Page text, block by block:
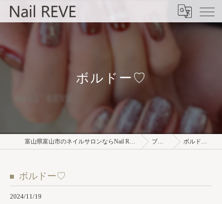
ボルドー♡
富山県富山市のネイルサロンならNail REVE ブログ ボルドー♡
ボルドー♡
2024/11/19